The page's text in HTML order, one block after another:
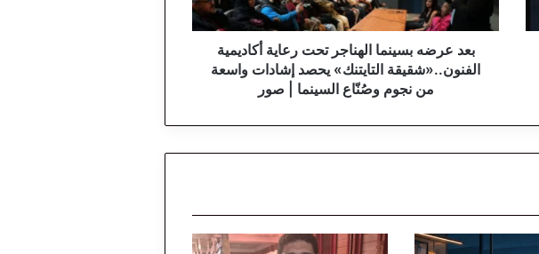
ب
س
ا
ج
ر
بعد عرضه بسينما الهناجر تحت رعاية أكاديمية
الفنون..«شقيقة التايتنك» يحصد إشادات واسعة
من نجوم وصُنّاع السينما | صور